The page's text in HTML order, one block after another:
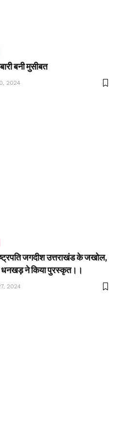
बनी मुसीबत
2024
जगदीश उत्तराखंड के जखोल,
धनखड़ ने किया पुरस्कृत।।
2024